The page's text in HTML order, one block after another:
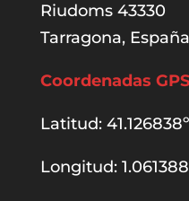
Riudoms 43330
Tarragona,
Coordenadas
Latitud:
Longitud: